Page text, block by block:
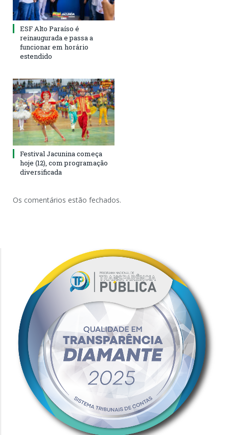
ESF Alto Paraíso é
reinaugurada e passa a
funcionar em horário
estendido
Festival Jacunina começa
hoje (12), com programação
diversificada
Os comentários estão fechados.